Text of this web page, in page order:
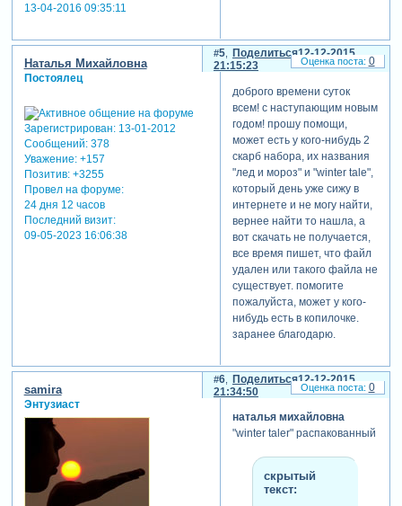
13-04-2016 09:35:11
Поделиться
5
12-12-2015
21:15:23
Наталья Михайловна
Постоялец
Зарегистрирован: 13-01-2012
Сообщений:378
Уважение: +157
Позитив: +3255
Провел на форуме:
24 дня 12 часов
Последний визит:
09-05-2023 16:06:38
доброго времени суток
всем! с наступающим новым
годом! прошу помощи,
может есть у кого-нибудь 2
скарб набора, их названия
"лед и мороз" и "winter tale",
который день уже сижу в
интернете и не могу найти,
вернее найти то нашла, а
вот скачать не получается,
все время пишет, что файл
удален или такого файла не
существует. помогите
пожалуйста, может у кого-
нибудь есть в копилочке.
заранее благодарю.
0
Поделиться
6
12-12-2015
21:34:50
samira
Энтузиаст
наталья михайловна
"winter taler" распакованный
скрытый
текст:
0